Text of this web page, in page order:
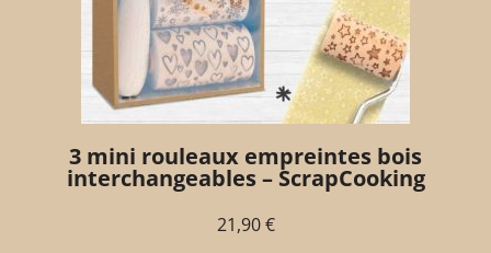
3 mini rouleaux empreintes bois
interchangeables – ScrapCooking
21,90€